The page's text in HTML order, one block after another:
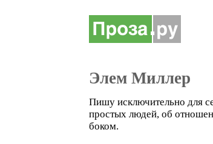
Элем Миллер
Пишу исключительно для
простых людей, об
боком.